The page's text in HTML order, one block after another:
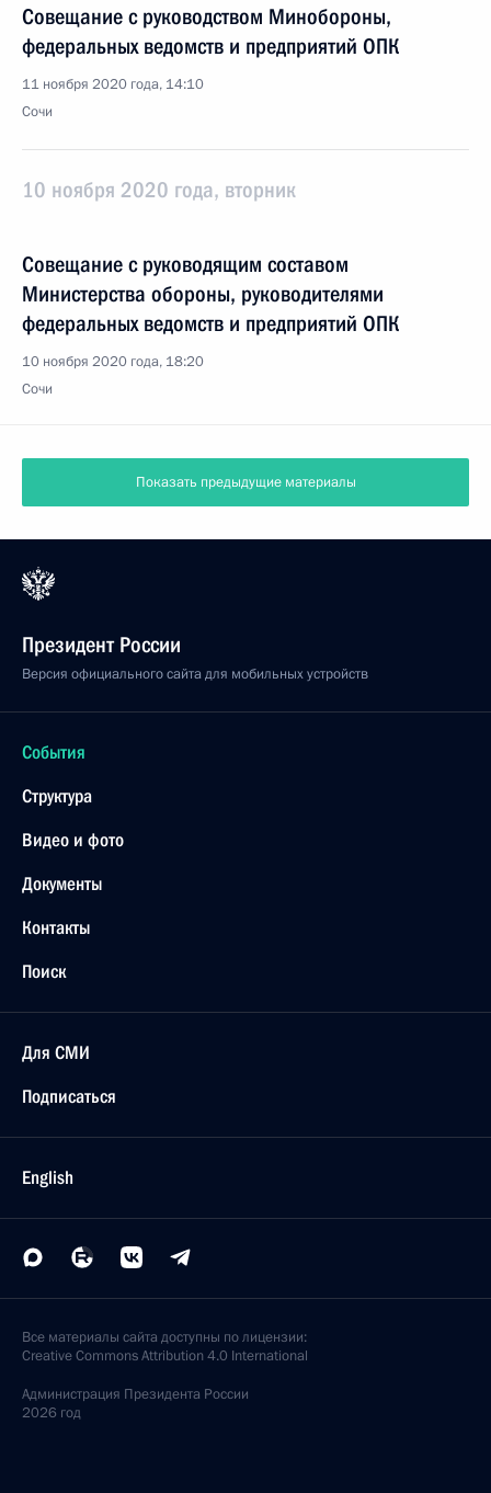
Совещание с руководством Минобороны,
федеральных ведомств и предприятий ОПК
11 ноября 2020 года, 14:10
Сочи
10 ноября 2020 года, вторник
Совещание с руководящим составом
Министерства обороны, руководителями
федеральных ведомств и предприятий ОПК
10 ноября 2020 года, 18:20
Сочи
Показать предыдущие материалы
Президент России
Версия официального сайта для мобильных устройств
События
Структура
Видео и фото
Документы
Контакты
Поиск
Для СМИ
Подписаться
English
Все материалы сайта доступны по лицензии:
Creative Commons Attribution 4.0 International
Администрация Президента России
2026 год